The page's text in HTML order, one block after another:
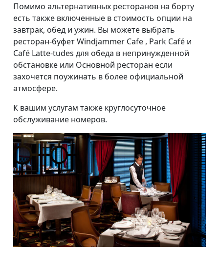
Помимо альтернативных ресторанов на борту
есть также включенные в стоимость опции на
завтрак, обед и ужин. Вы можете выбрать
ресторан-буфет Windjammer Cafe , Park Café и
Café Latte-tudes для обеда в непринужденной
обстановке или Основной ресторан если
захочется поужинать в более официальной
атмосфере.
К вашим услугам также круглосуточное
обслуживание номеров.